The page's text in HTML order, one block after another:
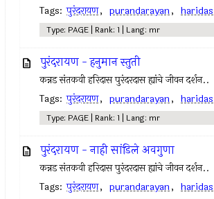
Tags: पुरंदरायण, purandarayan, haridas
Type: PAGE | Rank: 1 | Lang: mr
पुरंदरायण - हनुमान स्तुती
कन्नड संतकवी हरिदास पुरंदरदास ह्यांचे जीवन दर्शन..
Tags: पुरंदरायण, purandarayan, haridas
Type: PAGE | Rank: 1 | Lang: mr
पुरंदरायण - नाही सांडिले अवगुणा
कन्नड संतकवी हरिदास पुरंदरदास ह्यांचे जीवन दर्शन..
Tags: पुरंदरायण, purandarayan, haridas